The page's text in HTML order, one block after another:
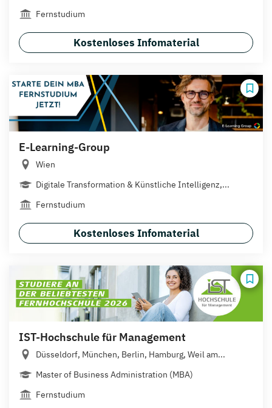
Fernstudium
Kostenloses Infomaterial
E-Learning-Group
Wien
Digitale Transformation & Künstliche Intelligenz,...
Fernstudium
Kostenloses Infomaterial
IST-Hochschule für Management
Düsseldorf, München, Berlin, Hamburg, Weil am...
Master of Business Administration (MBA)
Fernstudium